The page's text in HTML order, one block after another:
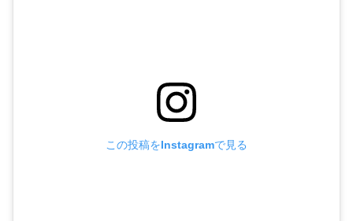
この投稿をInstagramで見る